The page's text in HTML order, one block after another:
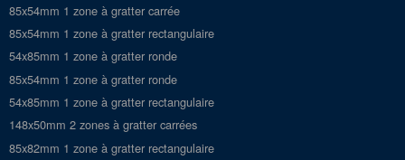
85x54mm 1 zone à gratter carrée
85x54mm 1 zone à gratter rectangulaire
54x85mm 1 zone à gratter ronde
85x54mm 1 zone à gratter ronde
54x85mm 1 zone à gratter rectangulaire
148x50mm 2 zones à gratter carrées
85x82mm 1 zone à gratter rectangulaire